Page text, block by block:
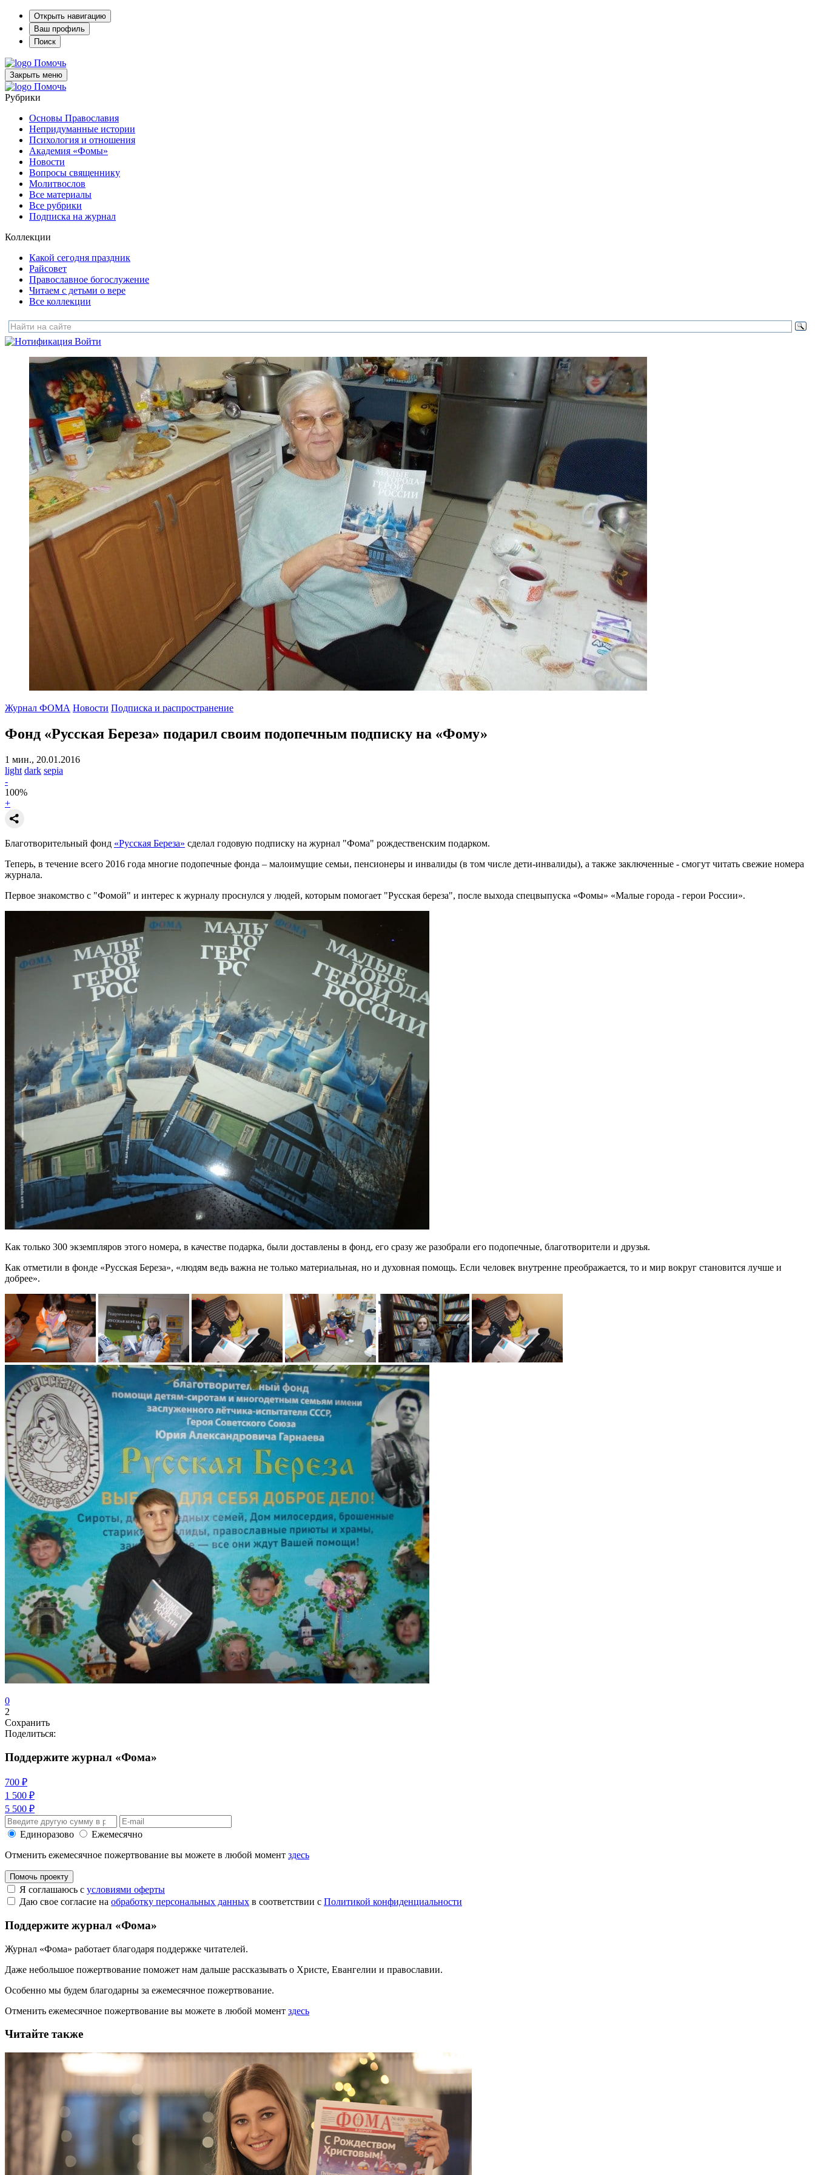
Открыть навигацию
Ваш профиль
Поиск
Помочь
Закрыть меню
Помочь
Рубрики
Основы Православия
Непридуманные истории
Психология и отношения
Академия «Фомы»
Новости
Вопросы священнику
Молитвослов
Все материалы
Все рубрики
Подписка на журнал
Коллекции
Какой сегодня праздник
Райсовет
Православное богослужение
Читаем с детьми о вере
Все коллекции
Войти
Журнал ФОМА Новости Подписка и распространение
Фонд «Русская Береза» подарил своим подопечным подписку на «Фому»
1 мин., 20.01.2016
light dark sepia
-
100%
+
Благотворительный фонд «Русская Береза» сделал годовую подписку на журнал "Фома" рождественским подарком.
Теперь, в течение всего 2016 года многие подопечные фонда – малоимущие семьи, пенсионеры и инвалиды (в том числе дети-инвалиды), а также заключенные - смогут читать свежие номера
журнала.
Первое знакомство с "Фомой" и интерес к журналу проснулся у людей, которым помогает "Русская береза", после выхода спецвыпуска «Фомы» «Малые города - герои России».
Как только 300 экземпляров этого номера, в качестве подарка, были доставлены в фонд, его сразу же разобрали его подопечные, благотворители и друзья.
Как отметили в фонде «Русская Береза», «людям ведь важна не только материальная, но и духовная помощь. Если человек внутренне преображается, то и мир вокруг становится лучше и
добрее».
0
2
Сохранить
Поделиться:
Поддержите журнал «Фома»
700 ₽
1 500 ₽
5 500 ₽
Единоразово
Ежемесячно
Отменить ежемесячное пожертвование вы можете в любой момент здесь
Помочь проекту
Я соглашаюсь с условиями оферты
Даю свое согласие на обработку персональных данных в соответствии с Политикой конфиденциальности
Поддержите журнал «Фома»
Журнал «Фома» работает благодаря поддержке читателей.
Даже небольшое пожертвование поможет нам дальше рассказывать о Христе, Евангелии и православии.
Особенно мы будем благодарны за ежемесячное пожертвование.
Отменить ежемесячное пожертвование вы можете в любой момент здесь
Читайте также